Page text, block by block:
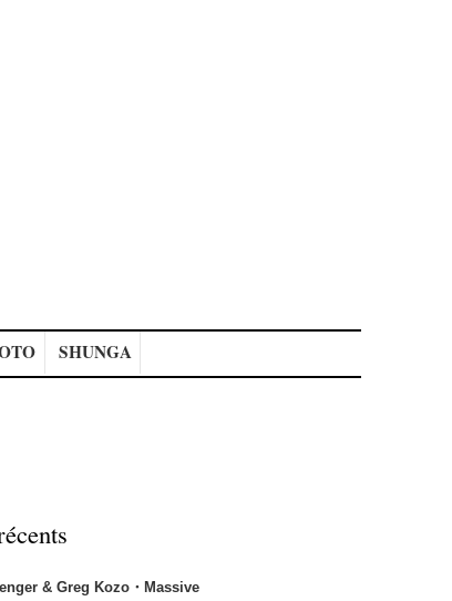
SHUNGA
& Greg Kozo・Massive